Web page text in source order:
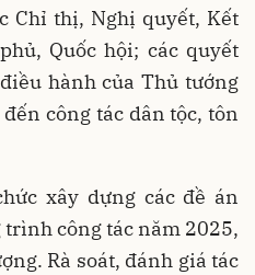
Chỉ thị, Nghị quyết, Kết
Quốc hội; các quyết
hành của Thủ tướng
công tác dân tộc, tôn
xây dựng các đề án
công tác năm 2025,
Rà soát, đánh giá tác